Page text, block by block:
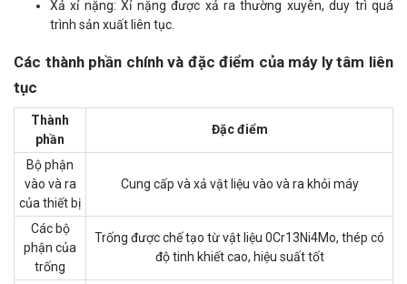
Xả xỉ nặng: Xỉ nặng được xả ra thường xuyên, duy trì quá
trình sản xuất liên tục.
Các thành phần chính và đặc điểm của máy ly tâm liên
tục
Thành
phần
Đặc điểm
Bộ phận
vào và ra
của thiết bị
Cung cấp và xả vật liệu vào và ra khỏi máy
Các bộ
phận của
trống
Trống được chế tạo từ vật liệu 0Cr13Ni4Mo, thép có
độ tinh khiết cao, hiệu suất tốt